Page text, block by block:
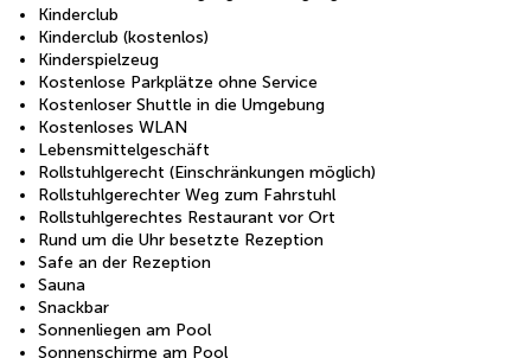
Kinderclub
Kinderclub (kostenlos)
Kinderspielzeug
Kostenlose Parkplätze ohne Service
Kostenloser Shuttle in die Umgebung
Kostenloses WLAN
Lebensmittelgeschäft
Rollstuhlgerecht (Einschränkungen möglich)
Rollstuhlgerechter Weg zum Fahrstuhl
Rollstuhlgerechtes Restaurant vor Ort
Rund um die Uhr besetzte Rezeption
Safe an der Rezeption
Sauna
Snackbar
Sonnenliegen am Pool
Sonnenschirme am Pool